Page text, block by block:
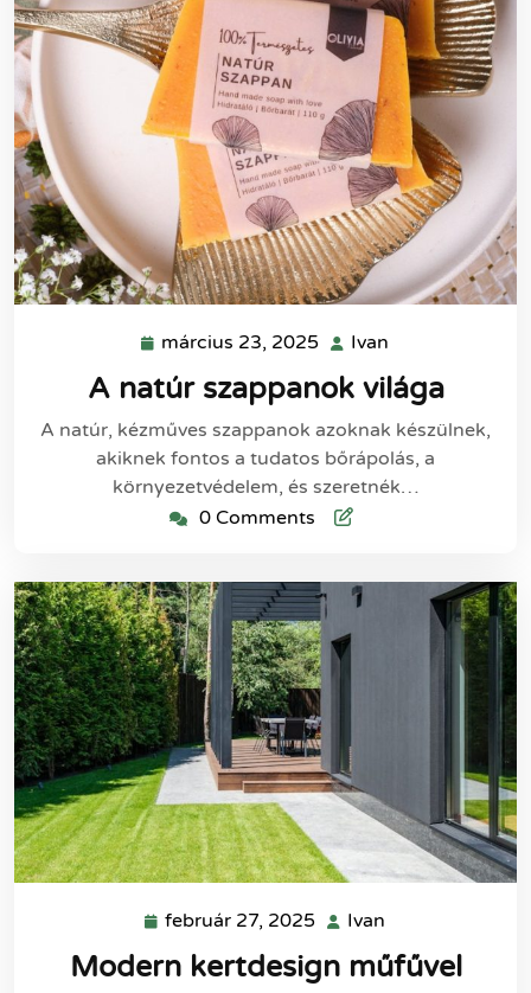
március 23, 2025 március
23,
2025
Ivan
A natúr szappanok világa
A natúr, kézműves szappanok azoknak készülnek,
akiknek fontos a tudatos bőrápolás, a
környezetvédelem, és szeretnék…
0 Comments
február 27, 2025 február
2025
Ivan
Modern kertdesign műfűvel